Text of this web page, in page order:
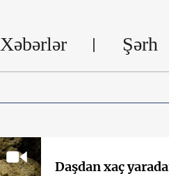
Xəbərlər Şərh
Daşdan xaç